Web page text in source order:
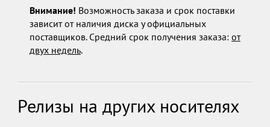
Внимание! Возможность заказа и срок поставки
зависит от наличия диска у официальных
поставщиков. Средний срок получения заказа: от
двух недель.
Релизы на других носителях